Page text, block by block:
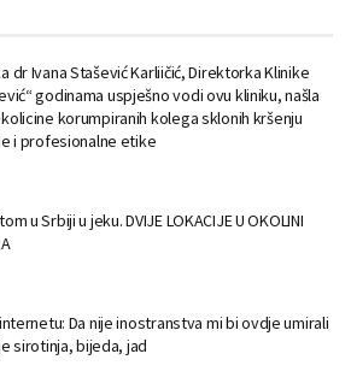
dr Ivana Stašević Karliičić, Direktorka Klinike
godinama uspješno vodi ovu kliniku, našla
korumpiranih kolega sklonih kršenju
i profesionalne etike
u Srbiji u jeku. DVIJE LOKACIJE U OKOLINI
Da nije inostranstva mi bi ovdje umirali
sirotinja, bijeda, jad